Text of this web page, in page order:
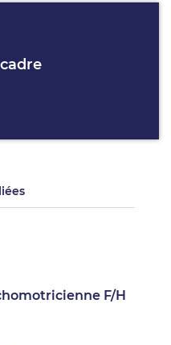
F/H